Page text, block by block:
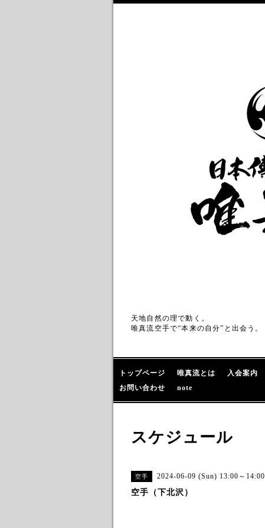
天地自然の理で動く。
唯真流空手で“本来の自分”と出会う。
トップページ 唯真流とは 入会案内
お問い合わせ
note
スケジュール
空手 2024-06-09 (Sun) 13:00～14:00
空手（下北沢）